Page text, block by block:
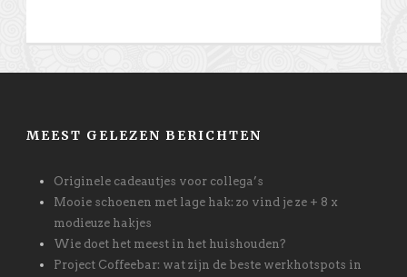
MEEST GELEZEN BERICHTEN
Originele cadeautjes voor collega’s
Mooie schoenen met lage hak: zo vind je ze + 8 x
modieuze hakjes
Wie doet het meest in het huishouden?
Project Coffeebar: wat zijn de beste werkhotspots in